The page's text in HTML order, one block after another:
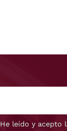
He leído y acepto